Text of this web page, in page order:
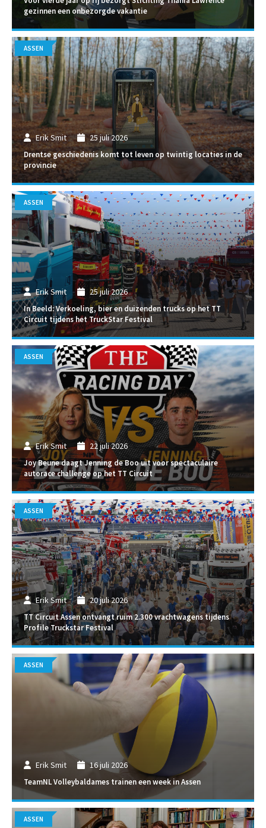
gezinnen een onbezorgde vakantie
Erik Smit 25 juli 2026
Drentse geschiedenis komt tot leven op twintig locaties in de
provincie
ASSEN
Erik Smit 25 juli 2026
In Beeld: Verkoeling, bier en duizenden trucks op het TT
Circuit tijdens het TruckStar Festival
ASSEN
Erik Smit 22 juli 2026
Joy Beune daagt Jenning de Boo uit voor spectaculaire
autorace challenge op het TT Circuit
ASSEN
Erik Smit 20 juli 2026
TT Circuit Assen ontvangt ruim 2.300 vrachtwagens tijdens
Profile Truckstar Festival
ASSEN
Erik Smit 16 juli 2026
TeamNL Volleybaldames trainen een week in Assen
ASSEN
ASSEN